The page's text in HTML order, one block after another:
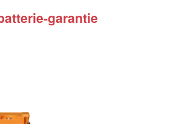
garantie